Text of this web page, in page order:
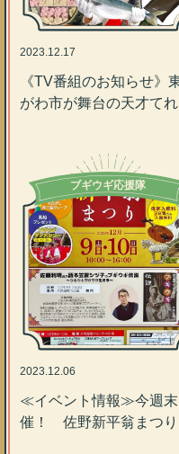
2023.12.17
《TV番組のお知らせ》
がわ市が舞台の天才て
ブギウギ応援隊
2023.12.06
≪イベント情報≫今週末
催！ 佐野新平翁まつり